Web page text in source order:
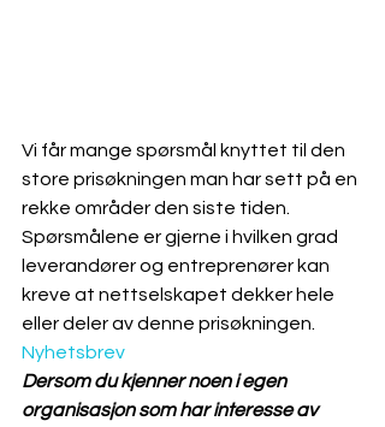
Vi får mange spørsmål knyttet til den
store prisøkningen man har sett på en
rekke områder den siste tiden.
Spørsmålene er gjerne i hvilken grad
leverandører og entreprenører kan
kreve at nettselskapet dekker hele
eller deler av denne prisøkningen.
Nyhetsbrev
Dersom du kjenner noen i egen
organisasjon som har interesse av